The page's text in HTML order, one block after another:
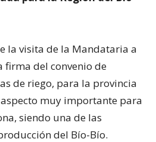
la visita de la Mandataria a
firma del convenio de
de riego, para la provincia
muy importante para
siendo una de las
del Bío-Bío.